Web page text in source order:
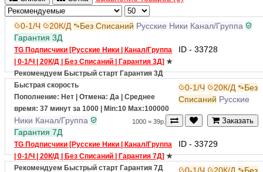
Список Сравнение товаров (0)
0-1/Ч 20К/Д
Гарантия 3Д
TG Подписчики [Русские Ники | Канал/Группа
| 0-1/Ч | 20К/Д | Без Списаний | Гарантия 3Д] ★
Рекомендуем Быстрый старт
Быстрая скорость
Пополнение: Нет | Отмена: Да | Среднее
время: 37 минут за 1000
| Min:10 Max:100000
0-1/Ч 20К/Д
Без
Ники Канал/Группа
Гарантия 7Д
TG Подписчики [Русские Ники | Канал/Группа
| 0-1/Ч | 20К/Д | Без Списаний | Гарантия 7Д]
ID - 33729